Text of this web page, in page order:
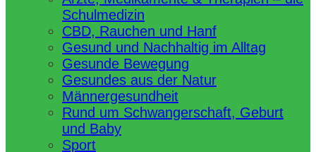
Schulmedizin
CBD, Rauchen und Hanf
Gesund und Nachhaltig im Alltag
Gesunde Bewegung
Gesundes aus der Natur
Männergesundheit
Rund um Schwangerschaft, Geburt
und Baby
Sport